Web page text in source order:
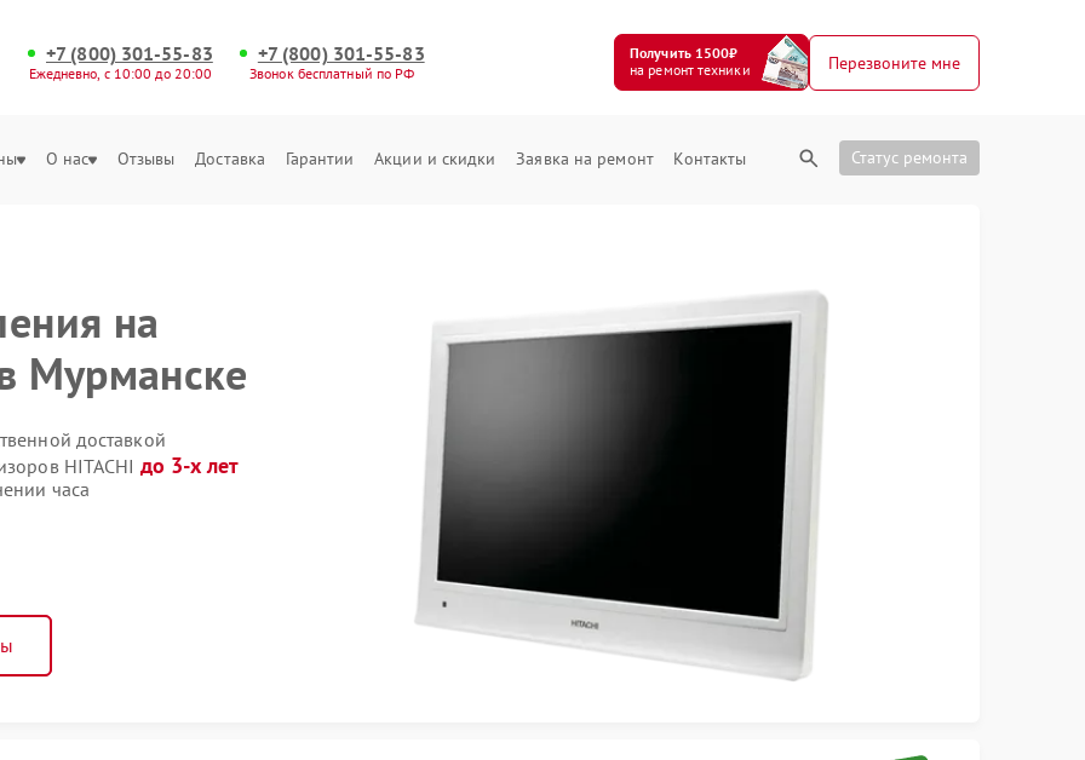
+7 (800) 301-55-83
Ежедневно, с 10:00 до 20:00
+7 (800) 301-55-83
Звонок бесплатный по РФ
Получить 1500₽
на ремонт техники
Перезвоните мне
О нас Отзывы Доставка Гарантии Акции и скидки Заявка на ремонт Контакты Статус ремонта
на
Мурманске
доставкой
HITACHI до 3-х лет
часа